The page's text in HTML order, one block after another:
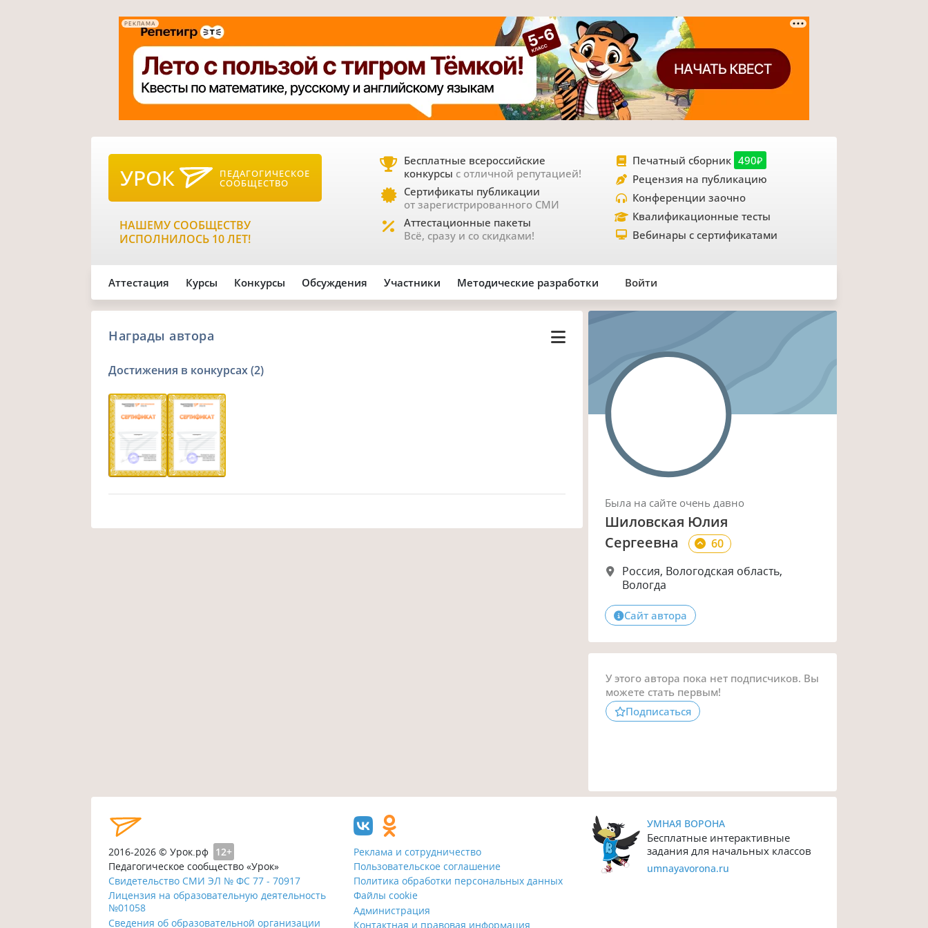
РЕКЛАМА
УРОК ПЕДАГОГИЧЕСКОЕ
СООБЩЕСТВО
НАШЕМУ СООБЩЕСТВУ
ИСПОЛНИЛОСЬ 10 ЛЕТ!
Бесплатные всероссийские
конкурсы с отличной репутацией!
Сертификаты публикации
от зарегистрированного СМИ
Аттестационные пакеты
Всё, сразу и со скидками!
Печатный сборник 490₽
Рецензия на публикацию
Конференции заочно
Квалификационные тесты
Вебинары с сертификатами
Аттестация Курсы Конкурсы Обсуждения Участники Методические разработки Войти
Награды автора
Достижения в конкурсах (2)
Была на сайте очень давно
Шиловская Юлия
Сергеевна
60
Россия, Вологодская область,
Вологда
Сайт автора
У этого автора пока нет подписчиков. Вы
можете стать первым!
Подписаться
2016-2026 © Урок.рф 12+
Педагогическое сообщество «Урок»
Свидетельство СМИ ЭЛ № ФС 77 - 70917
Лицензия на образовательную деятельность
№01058
Сведения об образовательной организации
Реклама и сотрудничество
Пользовательское соглашение
Политика обработки персональных данных
Файлы cookie
Администрация
Контактная и правовая информация
УМНАЯ ВОРОНА
Бесплатные интерактивные
задания для начальных классов
umnayavorona.ru